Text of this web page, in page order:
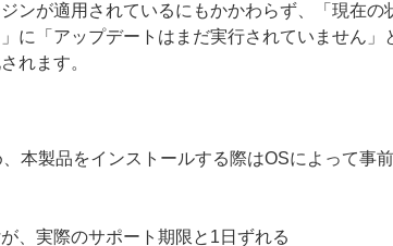
ンが適用されているにもかかわらず、「現在
に「アップデートはまだ実行されていません」
れます。
本製品をインストールする際はOSによって事
、実際のサポート期限と1日ずれる